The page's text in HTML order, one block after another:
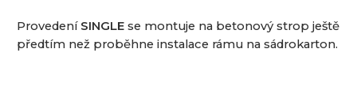
Provedení SINGLEse montuje na betonový strop ještě
předtím než proběhne instalace rámu na sádrokarton.